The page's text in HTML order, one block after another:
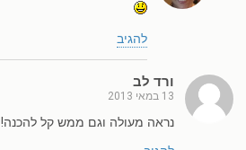
להגיב
ורד לב
13 במאי 2013
נראה מעולה וגם ממש קל להכנה!